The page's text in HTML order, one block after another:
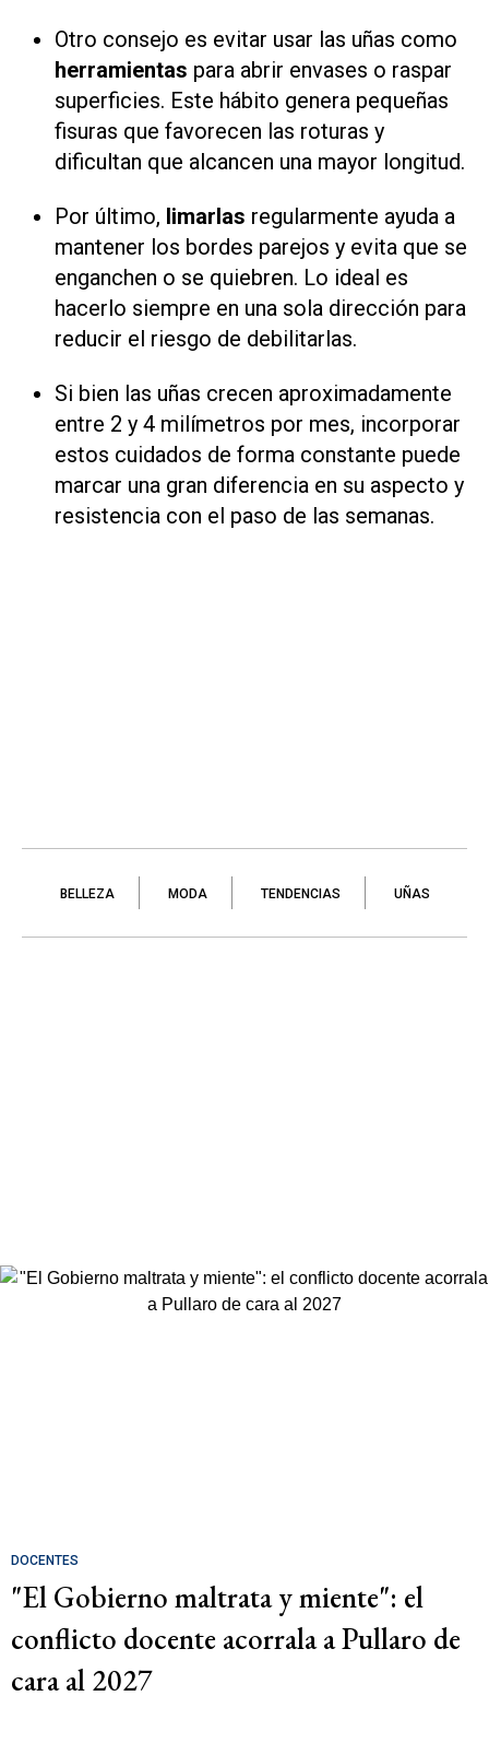
Otro consejo es evitar usar las uñas como
herramientas para abrir envases o raspar
superficies. Este hábito genera pequeñas
fisuras que favorecen las roturas y
dificultan que alcancen una mayor longitud.
Por último, limarlas regularmente ayuda a
mantener los bordes parejos y evita que se
enganchen o se quiebren. Lo ideal es
hacerlo siempre en una sola dirección para
reducir el riesgo de debilitarlas.
Si bien las uñas crecen aproximadamente
entre 2 y 4 milímetros por mes, incorporar
estos cuidados de forma constante puede
marcar una gran diferencia en su aspecto y
resistencia con el paso de las semanas.
BELLEZA MODA TENDENCIAS UÑAS
DOCENTES
"El Gobierno maltrata y miente": el
conflicto docente acorrala a Pullaro de
cara al 2027